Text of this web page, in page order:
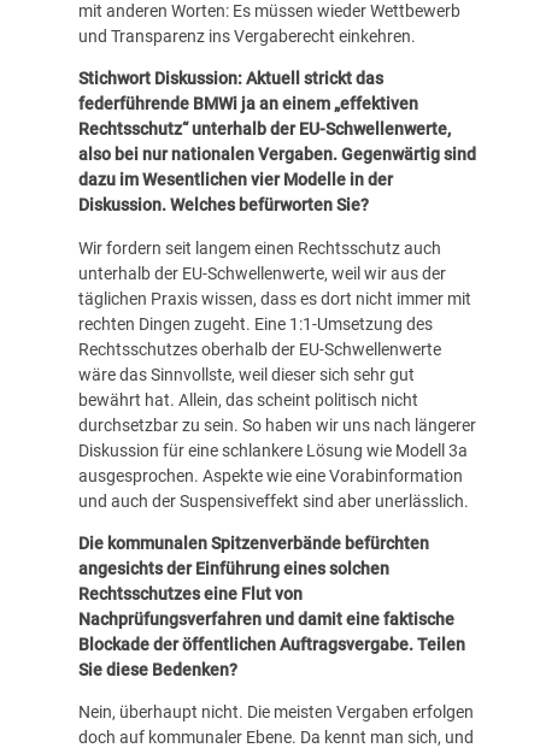
mit anderen Worten: Es müssen wieder Wettbewerb
und Transparenz ins Vergaberecht einkehren.
Stichwort Diskussion: Aktuell strickt das
federführende BMWi ja an einem „effektiven
Rechtsschutz“ unterhalb der EU-Schwellenwerte,
also bei nur nationalen Vergaben. Gegenwärtig sind
dazu im Wesentlichen vier Modelle in der
Diskussion. Welches befürworten Sie?
Wir fordern seit langem einen Rechtsschutz auch
unterhalb der EU-Schwellenwerte, weil wir aus der
täglichen Praxis wissen, dass es dort nicht immer mit
rechten Dingen zugeht. Eine 1:1-Umsetzung des
Rechtsschutzes oberhalb der EU-Schwellenwerte
wäre das Sinnvollste, weil dieser sich sehr gut
bewährt hat. Allein, das scheint politisch nicht
durchsetzbar zu sein. So haben wir uns nach längerer
Diskussion für eine schlankere Lösung wie Modell 3a
ausgesprochen. Aspekte wie eine Vorabinformation
und auch der Suspensiveffekt sind aber unerlässlich.
Die kommunalen Spitzenverbände befürchten
angesichts der Einführung eines solchen
Rechtsschutzes eine Flut von
Nachprüfungsverfahren und damit eine faktische
Blockade der öffentlichen Auftragsvergabe. Teilen
Sie diese Bedenken?
Nein, überhaupt nicht. Die meisten Vergaben erfolgen
doch auf kommunaler Ebene. Da kennt man sich, und